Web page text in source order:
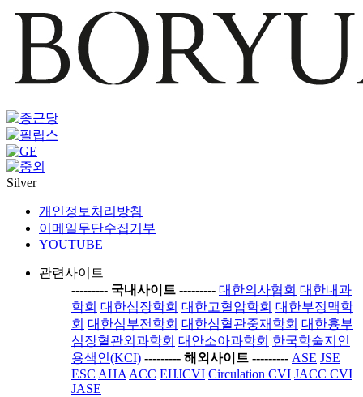
Silver
개인정보처리방침
이메일무단수집거부
YOUTUBE
관련사이트
--------- 국내사이트 --------- 대한의사협회 대한내과
학회 대한심장학회 대한고혈압학회 대한부정맥학
회 대한심부전학회 대한심혈관중재학회 대한흉부
심장혈관외과학회 대안소아과학회 한국학술지인
용색인(KCI) --------- 해외사이트 --------- ASE JSE
ESC AHA ACC EHJCVI Circulation CVI JACC CVI
JASE